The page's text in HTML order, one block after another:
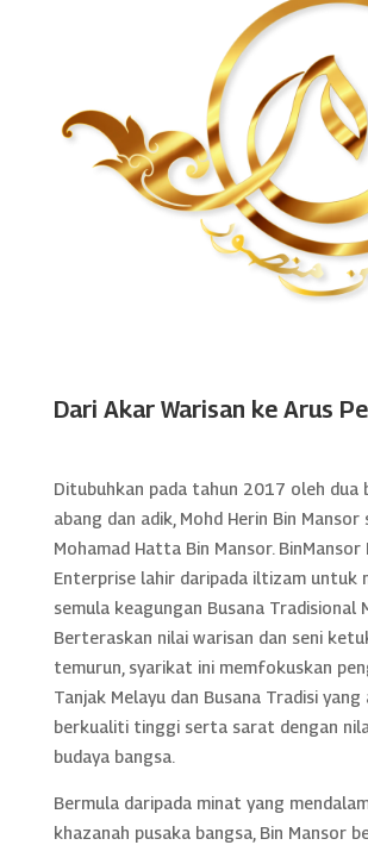
Dari Akar Warisan ke Arus
Ditubuhkan pada tahun 2017 oleh dua
abang dan adik, Mohd Herin Bin Mansor
Mohamad Hatta Bin Mansor. BinMansor
Enterprise lahir daripada iltizam untuk
semula keagungan Busana Tradisional
Berteraskan nilai warisan dan seni
temurun, syarikat ini memfokuskan
Tanjak Melayu dan Busana Tradisi yang
berkualiti tinggi serta sarat dengan
budaya bangsa.
Bermula daripada minat yang
khazanah pusaka bangsa, Bin Mansor